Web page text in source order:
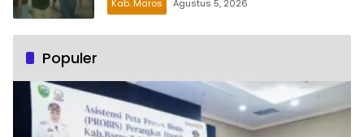
Kab. Maros Agustus 5, 2026
Populer